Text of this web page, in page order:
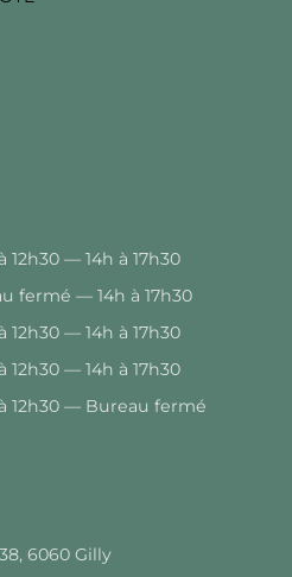
12h30 — 14h à 17h30
fermé — 14h à 17h30
12h30 — 14h à 17h30
12h30 — 14h à 17h30
12h30 — Bureau fermé
6060 Gilly